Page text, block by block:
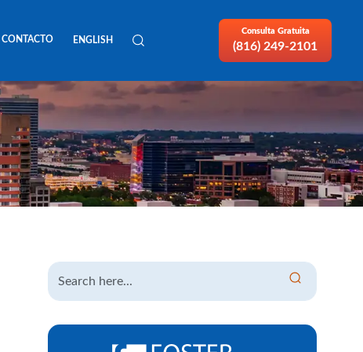
CONTACTO ENGLISH
Consulta Gratuita
(816) 249-2101